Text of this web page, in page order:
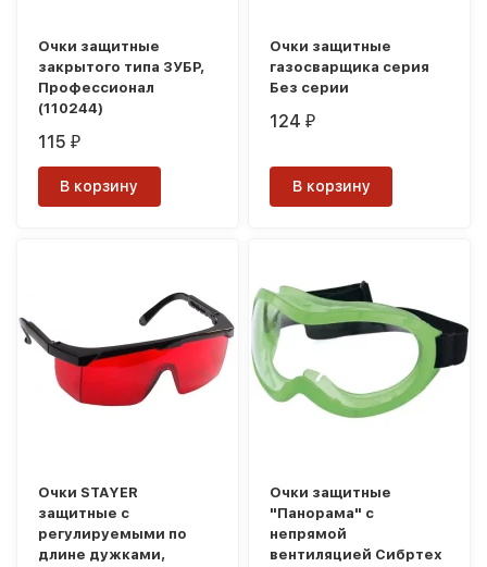
Очки защитные
закрытого типа ЗУБР,
Профессионал
(110244)
115₽
В корзину
Очки защитные
газосварщика серия
Без серии
124₽
В корзину
Очки STAYER
защитные с
регулируемыми по
длине дужками,
Очки защитные
"Панорама" с
непрямой
вентиляцией Сибртех